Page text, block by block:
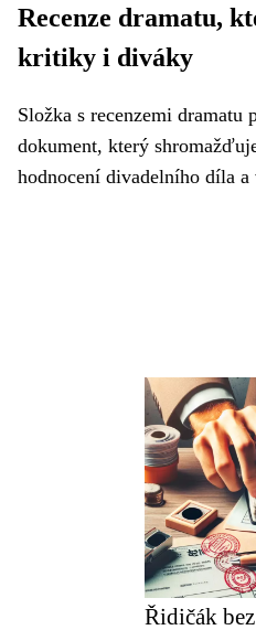
Recenze dramatu,
kritiky i diváky
Složka s recenzemi dramatu
dokument, který
hodnocení divadelního díla
Řidičák